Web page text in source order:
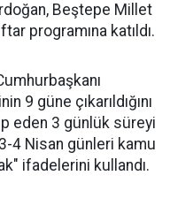
Beştepe Millet
programına katıldı.
9 güne çıkarıldığını
eden 3 günlük süreyi
4 Nisan günleri kamu
ifadelerini kullandı.